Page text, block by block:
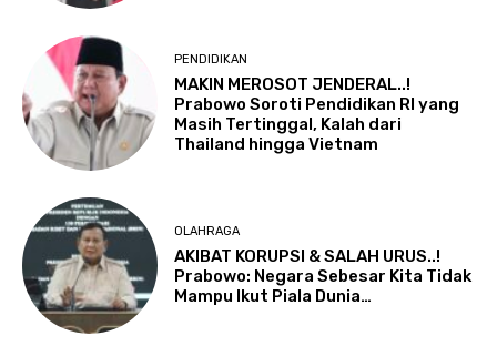
PENDIDIKAN
MAKIN MEROSOT JENDERAL..!
Prabowo Soroti Pendidikan RI yang
Masih Tertinggal, Kalah dari
Thailand hingga Vietnam
OLAHRAGA
AKIBAT KORUPSI & SALAH URUS..!
Prabowo: Negara Sebesar Kita Tidak
Mampu Ikut Piala Dunia…